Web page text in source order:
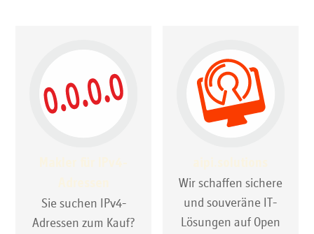
Sie suchen IPv4-
Adressen zum Kauf?
Wir schaffen sichere
und souveräne IT-
Lösungen auf Open